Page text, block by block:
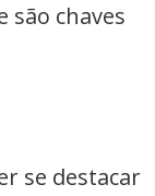
são chaves
se destacar